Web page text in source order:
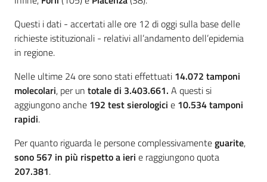
Questi i dati - accertati alle ore 12 di oggi sulla base delle
richieste istituzionali - relativi all’andamento dell’epidemia
in regione.
Nelle ultime 24 ore sono stati effettuati 14.072 tamponi
molecolari, per un totale di 3.403.661. A questi si
aggiungono anche 192 test sierologici e 10.534tamponi
rapidi.
Per quanto riguarda le persone complessivamenteguarite,
sono 567 in più rispetto a ieri e raggiungono quota
207.381.